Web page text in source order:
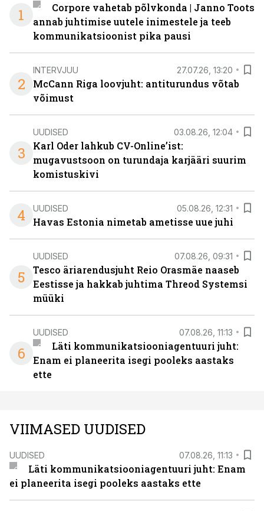
1
Corpore vahetab põlvkonda | Janno Toots
annab juhtimise uutele inimestele ja teeb
kommunikatsioonist pika pausi
2
INTERVJUU 27.07.26, 13:20
McCann Riga loovjuht: antiturundus võtab
võimust
3
UUDISED 03.08.26, 12:04
Karl Oder lahkub CV-Online’ist:
mugavustsoon on turundaja karjääri suurim
komistuskivi
4 UUDISED 05.08.26, 12:31
Havas Estonia nimetab ametisse uue juhi
5
UUDISED 07.08.26, 09:31
Tesco äriarendusjuht Reio Orasmäe naaseb
Eestisse ja hakkab juhtima Threod Systemsi
müüki
6
UUDISED 07.08.26, 11:13
Läti kommunikatsiooniagentuuri juht:
Enam ei planeerita isegi pooleks aastaks
ette
VIIMASED UUDISED
UUDISED 07.08.26, 11:13
Läti kommunikatsiooniagentuuri juht: Enam
ei planeerita isegi pooleks aastaks ette